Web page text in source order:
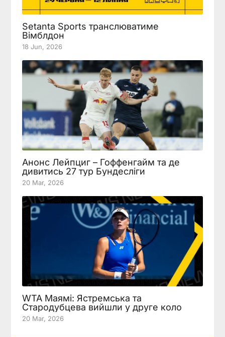
Setanta Sports транслюватиме
Вімблдон
18 Jun, 2026
Анонс Лейпциг – Гоффенгайм та де
дивитись 27 тур Бундесліги
20 Mar, 2026
WTA Маямі: Ястремська та
Стародубцева вийшли у друге коло
20 Mar, 2026